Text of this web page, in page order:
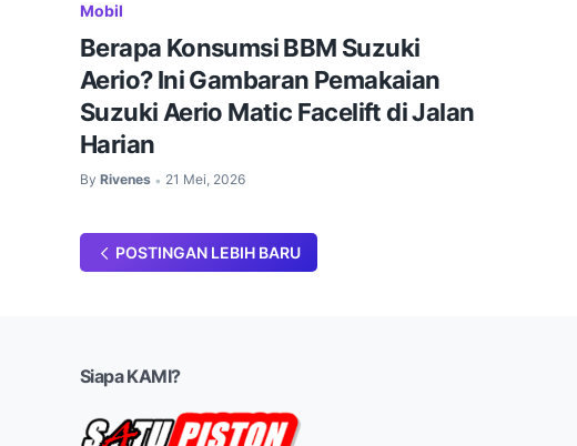
Mobil
Berapa Konsumsi BBM Suzuki
Aerio? Ini Gambaran Pemakaian
Suzuki Aerio Matic Facelift di Jalan
Harian
By Rivenes • 21 Mei, 2026
POSTINGAN LEBIH BARU
Siapa KAMI?